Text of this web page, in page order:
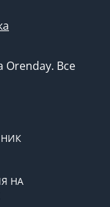
Orenday. Все
НА